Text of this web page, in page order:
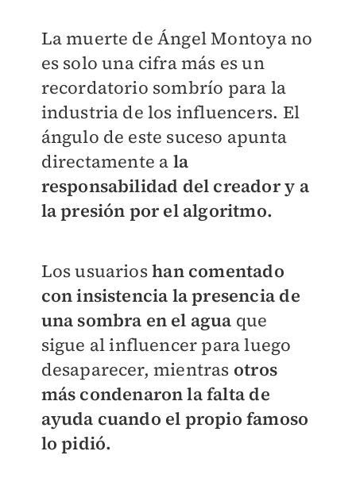
La muerte de Ángel Montoya no
es solo una cifra más es un
recordatorio sombrío para la
industria de los influencers. El
ángulo de este suceso apunta
directamente a la
responsabilidad del creador y a
la presión por el algoritmo.
Los usuarioshan comentado
con insistencia la presencia de
una sombra en el agua que
sigue al influencer para luego
desaparecer, mientras otros
más condenaron la falta de
ayuda cuando el propio famoso
lo pidió.